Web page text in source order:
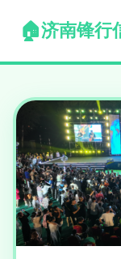
济南锋行